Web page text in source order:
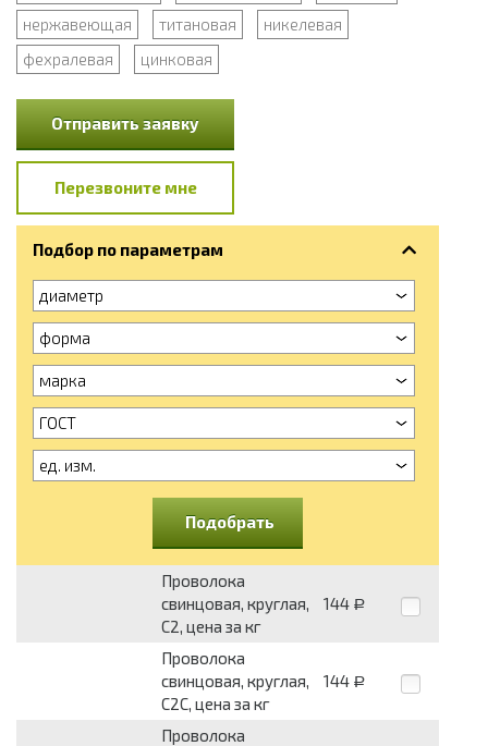
нержавеющая
титановая
никелевая
фехралевая
цинковая
Отправить заявку
Перезвоните мне
Подбор по параметрам
диаметр
форма
марка
ГОСТ
ед. изм.
Подобрать
Проволока
свинцовая, круглая,
С2, цена за кг
144 Р
Проволока
свинцовая, круглая,
С2С, цена за кг
144 Р
Проволока